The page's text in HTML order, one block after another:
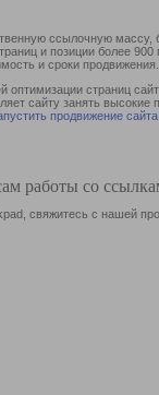
ссылочную
и позиции более
и сроки продвижения.
страниц
сайту занять
продвижение сайта
работы со
свяжитесь с нашей